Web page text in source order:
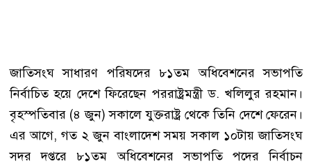
জাতিসংঘ সাধারণ পরিষদের ৮১তম অধিবেশনের সভাপতি
নির্বাচিত হয়ে দেশে ফিরেছেন পররাষ্ট্রমন্ত্রী ড. খলিলুর রহমান।
বৃহস্পতিবার (৪ জুন) সকালে যুক্তরাষ্ট্র থেকে তিনি দেশে ফেরেন।
এর আগে, গত ২ জুন বাংলাদেশ সময় সকাল ১০টায় জাতিসংঘ
সদর দপ্তরে ৮১তম অধিবেশনের সভাপতি পদের নির্বাচন